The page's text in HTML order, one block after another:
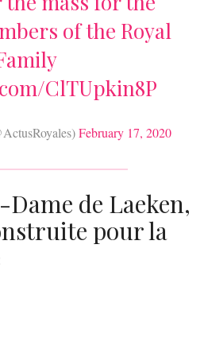
of the Royal
ClTUpkin8P
February 17, 2020
Dame de Laeken,
pour la